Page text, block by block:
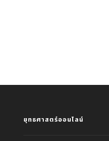
ยุทธศาสตร์ออนไลน์